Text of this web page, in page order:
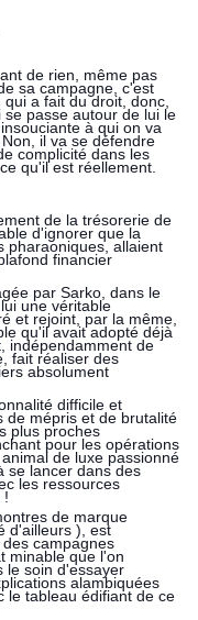
de rien, même pas
sa campagne, c'est
a fait du droit, donc,
passe autour de lui le
à qui on va
il va se défendre
complicité dans les
qu'il est réellement.
de la trésorerie de
d'ignorer que la
pharaoniques, allaient
financier
par Sarko, dans le
une véritable
et rejoint, par la même,
qu'il avait adopté déjà
indépendamment de
fait réaliser des
absolument
difficile et
de mépris et de brutalité
plus proches
pour les opérations
de luxe passionné
se lancer dans des
les ressources
!
de marque
d'ailleurs ), est
campagnes
minable que l'on
le soin d'essayer
alambiquées
le tableau édifiant de ce